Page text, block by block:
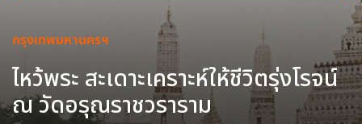
กรุงเทพมหานครฯ
ไหว้พระ สะเดาะเคราะห์ให้ชีวิตรุ่งโรจน์
ณ วัดอรุณราชวราราม